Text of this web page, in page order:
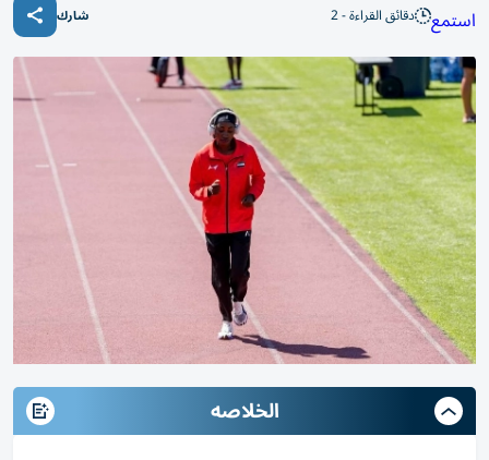
استمع دقائق القراءة - 2 شارك
الخلاصه